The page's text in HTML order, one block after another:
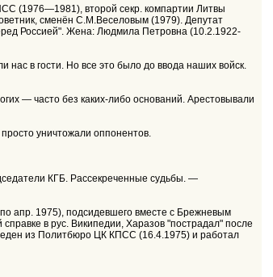
(1976—1981), второй секр. компартии Литвы
сменён С.М.Веселовым (1979). Депутат
Россией". Жена: Людмила Петровна (10.2.1922-
в гости. Но все это было до ввода наших войск.
— часто без каких-либо оснований. Арестовывали
уничтожали оппонентов.
КГБ. Рассекреченные судьбы. —
апр. 1975), подсидевшего вместе с Брежневым
в рус. Википедии, Харазов "пострадал" после
из Политбюро ЦК КПСС (16.4.1975) и работал